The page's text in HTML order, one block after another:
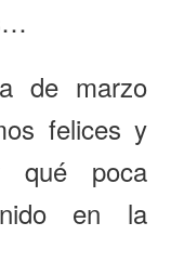
de marzo
felices y
qué poca
en la